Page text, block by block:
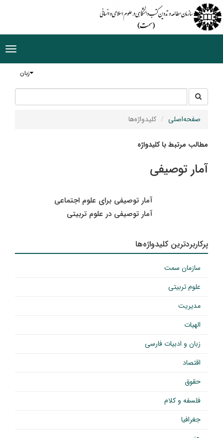
زبان
جستجو
در
سایت
صفحه‌اصلی کلیدواژه‌ها
مطالب مرتبط با کلیدواژه
آمار توصیفی
آمار توصیفی برای علوم اجتماعی
آمار توصیفی در علوم تربیتی
پرکاربردترین کلیدواژه‌ها
سازمان سمت
علوم تربیتی
مدیریت
الهیات
زبان و ادبیات فارسی
اقتصاد
حقوق
فلسفه و کلام
جغرافیا